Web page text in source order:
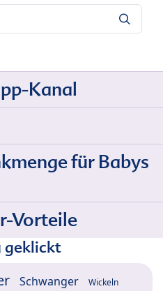
Kanal
für Babys
Vorteile
geklickt
Schwanger Wickeln